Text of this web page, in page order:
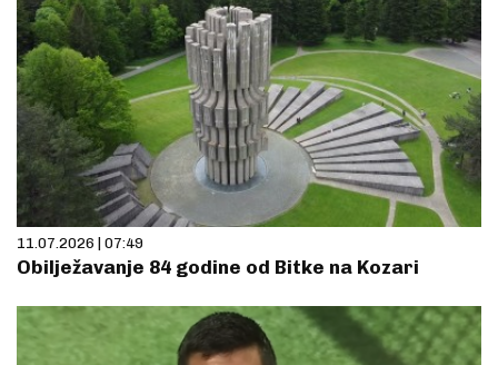
11.07.2026 | 07:49
Obilježavanje 84 godine od Bitke na Kozari